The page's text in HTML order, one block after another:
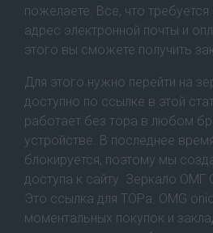
пожелаете. Все, что
адрес электронной почты и
этого вы сможете получить
Для этого нужно перейти на
доступно по ссылке в этой
работает без тора в любом
устройстве. В последнее
блокируется, поэтому мы
доступа к сайту. Зеркало ОМГ
Это ссылка для ТОРа. OMG
моментальных покупок и